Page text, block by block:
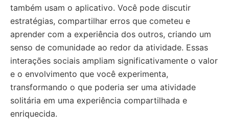
também usam o aplicativo. Você pode discutir
estratégias, compartilhar erros que cometeu e
aprender com a experiência dos outros, criando um
senso de comunidade ao redor da atividade. Essas
interações sociais ampliam significativamente o valor
e o envolvimento que você experimenta,
transformando o que poderia ser uma atividade
solitária em uma experiência compartilhada e
enriquecida.